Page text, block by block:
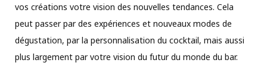
vos créations votre vision des nouvelles tendances. Cela
peut passer par des expériences et nouveaux modes de
dégustation, par la personnalisation du cocktail, mais aussi
plus largement par votre vision du futur du monde du bar.